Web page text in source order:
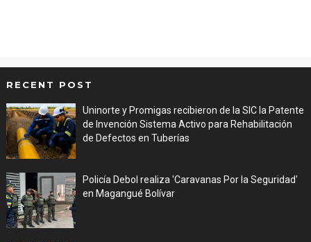
RECENT POST
Uninorte y Promigas recibieron de la SIC la Patente
de Invención Sistema Activo para Rehabilitación
de Defectos en Tuberías
Policía Debol realiza 'Caravanas Por la Seguridad'
en Magangué Bolívar